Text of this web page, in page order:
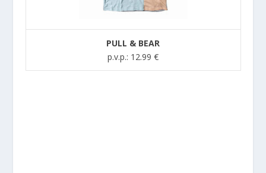
PULL & BEAR
p.v.p.: 12.99 €